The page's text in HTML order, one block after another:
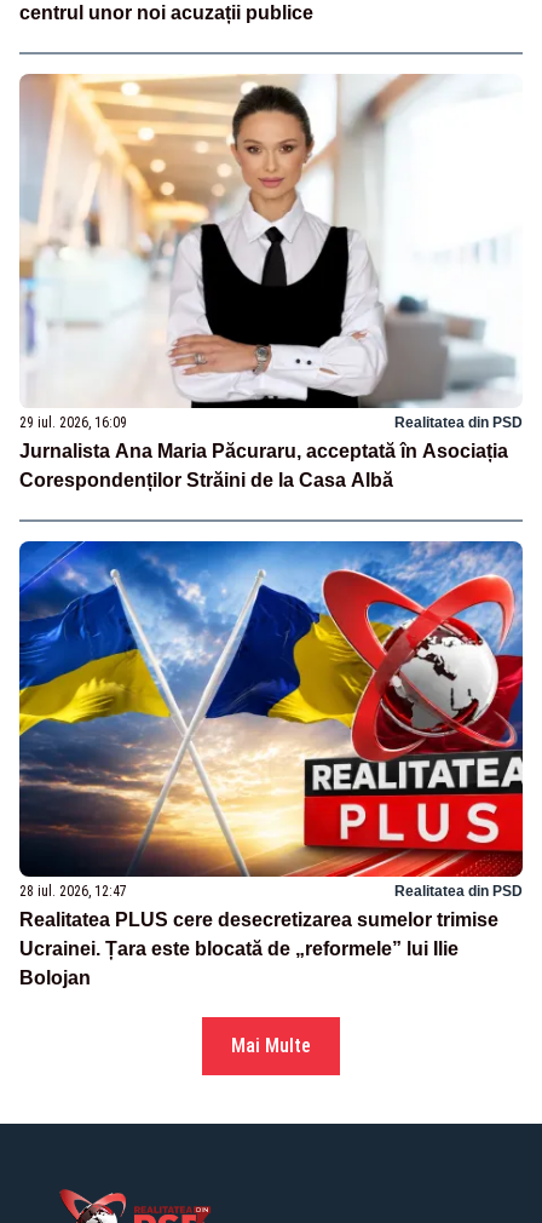
centrul unor noi acuzații publice
29 iul. 2026, 16:09 Realitatea din PSD
Jurnalista Ana Maria Păcuraru, acceptată în Asociația
Corespondenților Străini de la Casa Albă
28 iul. 2026, 12:47 Realitatea din PSD
Realitatea PLUS cere desecretizarea sumelor trimise
Ucrainei. Țara este blocată de „reformele” lui Ilie
Bolojan
Mai Multe